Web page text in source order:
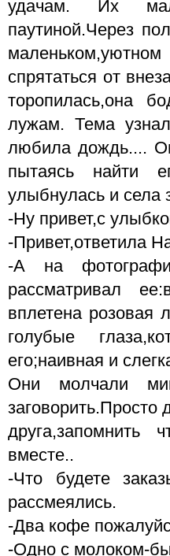
удачам. Их
паутиной.Через
спрятаться от
торопилась,она
лужам. Тема
любила дождь....
пытаясь найти
улыбнулась и села
-Ну привет,с
-Привет,ответила
-А на
рассматривал
вплетена розовая
голубые
его;наивная и
Они молчали
заговорить.Просто
друга,запомнить
вместе..
-Что будете
рассмеялись.
-Два кофе
-Одно с молоком-